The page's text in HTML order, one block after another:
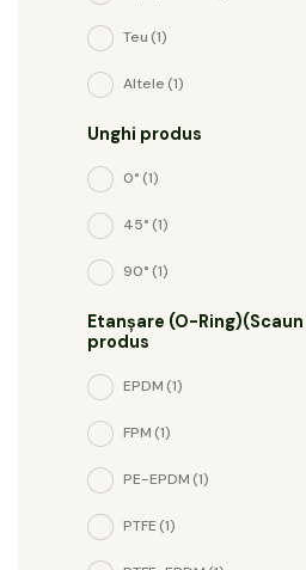
Teu(1)
Altele(1)
Unghi produs
0°(1)
45°(1)
90°(1)
Etanșare (O-
produs
EPDM(1)
FPM(1)
PE-EPDM(1)
PTFE(1)